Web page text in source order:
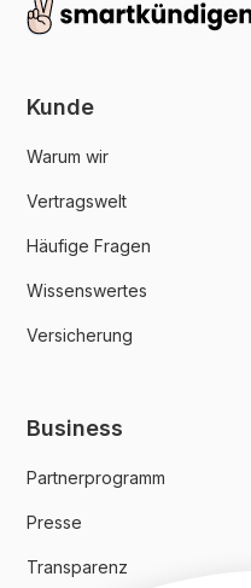
Kunde
Warum wir
Vertragswelt
Häufige Fragen
Wissenswertes
Versicherung
Business
Partnerprogramm
Presse
Transparenz